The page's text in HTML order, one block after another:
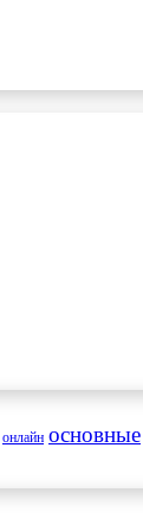
онлайн основные